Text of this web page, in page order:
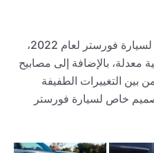
حدثت سوبارو التصميم الخارجي لسيارة فورستر لعام 2022،
معدلة، بالإضافة إلى مصابيح
بين التغييرات الطفيفة
خاص لسيارة فورستر